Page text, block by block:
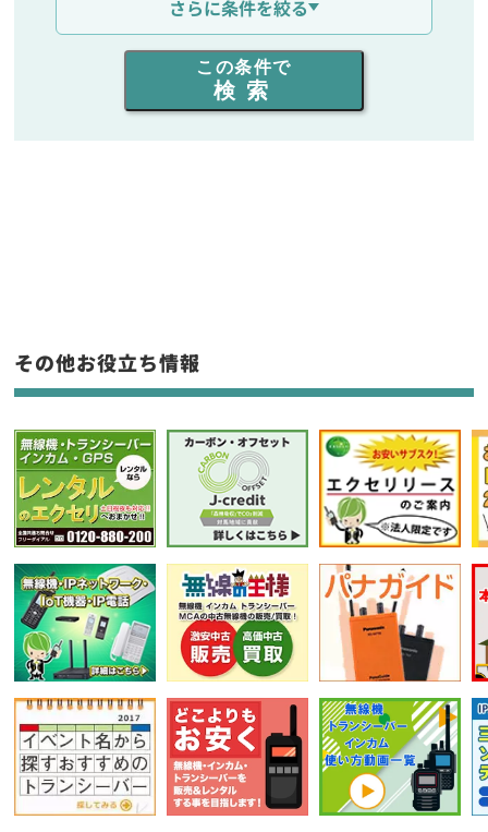
出力を選ぶ
同時通話人数を選ぶ
フリーワード入力(製品名等)
選択条件をリセット
さらに条件を絞る
この条件で
検索
その他お役立ち情報